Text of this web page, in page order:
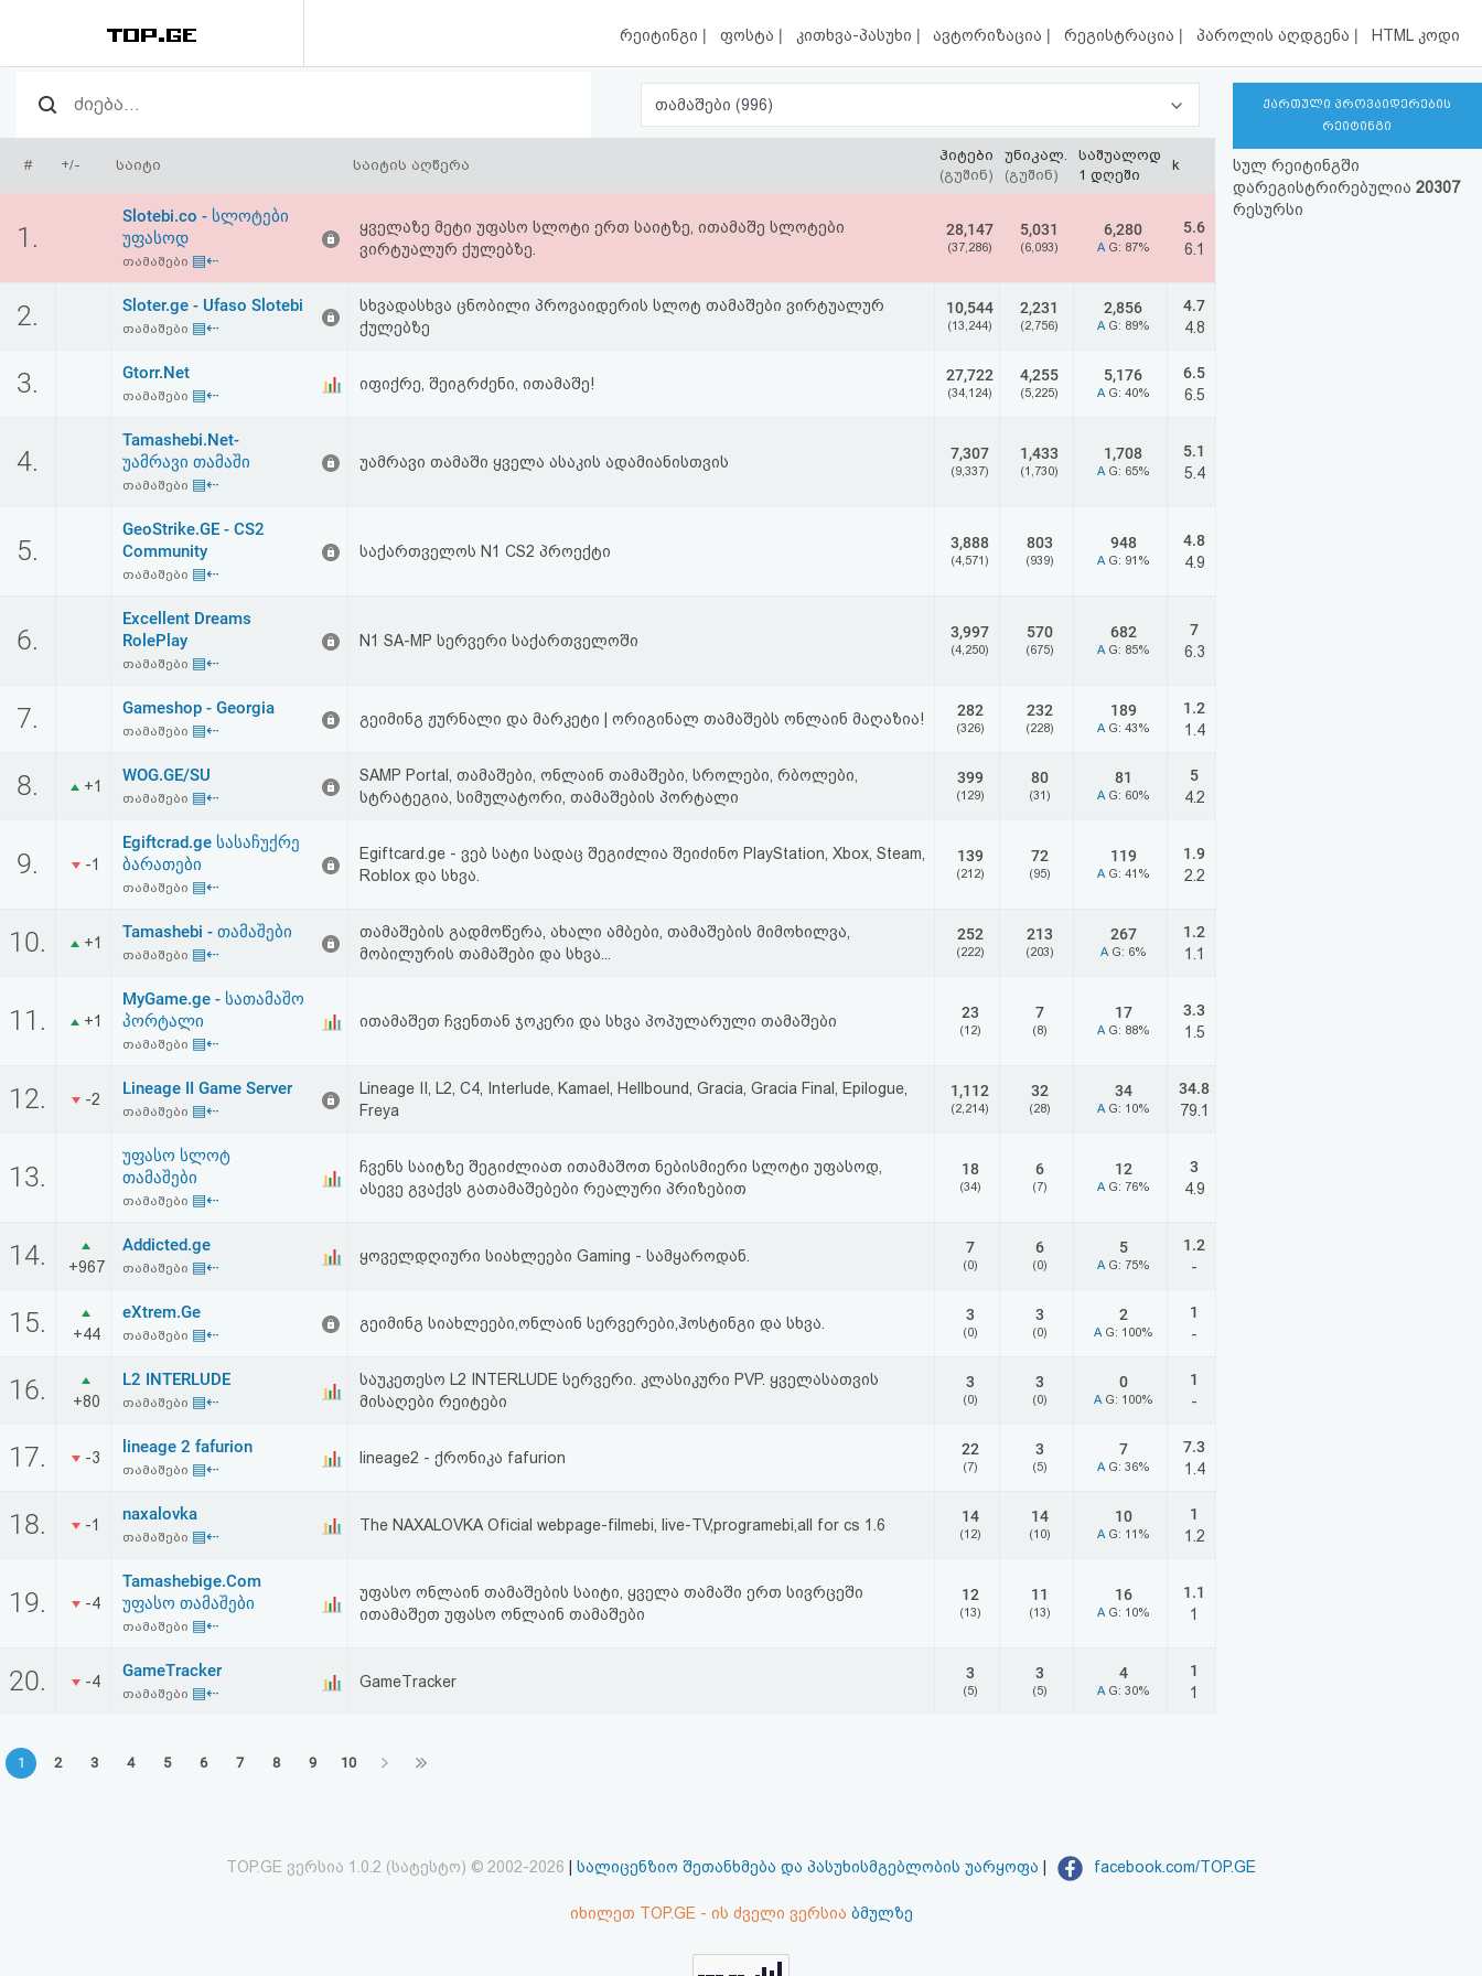
რეიტინგი | ფოსტა | კითხვა-პასუხი | ავტორიზაცია | რეგისტრაცია | პაროლის აღდგენა | HTML კოდი
რეიტინგი
(მთავარი)
კითხვა-
პაროლის
სალიცენზიო
შეთანხმება
პასუხისმგებლობის
თამაშები (996)
# +/- საიტი საიტის აღწერა
ჰიტები
(გუშინ)
უნიკალ.
(გუშინ)
საშუალოდ
1 დღეში
k
1.
Slotebi.co - სლოტები
უფასოდ
თამაშები ▤⇠
ყველაზე მეტი უფასო სლოტი ერთ საიტზე, ითამაშე სლოტები
ვირტუალურ ქულებზე.
28,147
(37,286)
5,031
(6,093)
6,280
A G: 87%
5.6
6.1
2. Sloter.ge - Ufaso Slotebi
თამაშები ▤⇠
სხვადასხვა ცნობილი პროვაიდერის სლოტ თამაშები ვირტუალურ
ქულებზე
10,544
(13,244)
2,231
(2,756)
2,856
A G: 89%
4.7
4.8
3. Gtorr.Net
თამაშები ▤⇠
იფიქრე, შეიგრძენი, ითამაშე! 27,722
(34,124)
4,255
(5,225)
5,176
A G: 40%
6.5
6.5
4.
Tamashebi.Net-
უამრავი თამაში
თამაშები ▤⇠
უამრავი თამაში ყველა ასაკის ადამიანისთვის 7,307
(9,337)
1,433
(1,730)
1,708
A G: 65%
5.1
5.4
5.
GeoStrike.GE - CS2
Community
თამაშები ▤⇠
საქართველოს N1 CS2 პროექტი 3,888
(4,571)
803
(939)
948
A G: 91%
4.8
4.9
6.
Excellent Dreams
RolePlay
თამაშები ▤⇠
N1 SA-MP სერვერი საქართველოში 3,997
(4,250)
570
(675)
682
A G: 85%
7
6.3
7. Gameshop - Georgia
თამაშები ▤⇠
გეიმინგ ჟურნალი და მარკეტი | ორიგინალ თამაშებს ონლაინ მაღაზია! 282
(326)
232
(228)
189
A G: 43%
1.2
1.4
8. +1
WOG.GE/SU
თამაშები ▤⇠
SAMP Portal, თამაშები, ონლაინ თამაშები, სროლები, რბოლები,
სტრატეგია, სიმულატორი, თამაშების პორტალი
399
(129)
80
(31)
81
A G: 60%
5
4.2
9. -1
Egiftcrad.ge სასაჩუქრე
ბარათები
თამაშები ▤⇠
Egiftcard.ge - ვებ სატი სადაც შეგიძლია შეიძინო PlayStation, Xbox, Steam,
Roblox და სხვა.
139
(212)
72
(95)
119
A G: 41%
1.9
2.2
10. +1
Tamashebi - თამაშები
თამაშები ▤⇠
თამაშების გადმოწერა, ახალი ამბები, თამაშების მიმოხილვა,
მობილურის თამაშები და სხვა...
252
(222)
213
(203)
267
A G: 6%
1.2
1.1
11. +1
MyGame.ge - სათამაშო
პორტალი
თამაშები ▤⇠
ითამაშეთ ჩვენთან ჯოკერი და სხვა პოპულარული თამაშები 23
(12)
7
(8)
17
A G: 88%
3.3
1.5
12. -2
Lineage II Game Server
თამაშები ▤⇠
Lineage II, L2, C4, Interlude, Kamael, Hellbound, Gracia, Gracia Final, Epilogue,
Freya
1,112
(2,214)
32
(28)
34
A G: 10%
34.8
79.1
13.
უფასო სლოტ
თამაშები
თამაშები ▤⇠
ჩვენს საიტზე შეგიძლიათ ითამაშოთ ნებისმიერი სლოტი უფასოდ,
ასევე გვაქვს გათამაშებები რეალური პრიზებით
18
(34)
6
(7)
12
A G: 76%
3
4.9
14. +967
Addicted.ge
თამაშები ▤⇠
ყოველდღიური სიახლეები Gaming - სამყაროდან. 7
(0)
6
(0)
5
A G: 75%
1.2
-
15. +44
eXtrem.Ge
თამაშები ▤⇠
გეიმინგ სიახლეები,ონლაინ სერვერები,ჰოსტინგი და სხვა. 3
(0)
3
(0)
2
A G: 100%
1
-
16. +80
L2 INTERLUDE
თამაშები ▤⇠
საუკეთესო L2 INTERLUDE სერვერი. კლასიკური PVP. ყველასათვის
მისაღები რეიტები
3
(0)
3
(0)
0
A G: 100%
1
-
17. -3
lineage 2 fafurion
თამაშები ▤⇠
lineage2 - ქრონიკა fafurion 22
(7)
3
(5)
7
A G: 36%
7.3
1.4
18. -1
naxalovka
თამაშები ▤⇠
The NAXALOVKA Oficial webpage-filmebi, live-TV,programebi,all for cs 1.6 14
(12)
14
(10)
10
A G: 11%
1
1.2
19. -4
Tamashebige.Com
უფასო თამაშები
თამაშები ▤⇠
უფასო ონლაინ თამაშების საიტი, ყველა თამაში ერთ სივრცეში
ითამაშეთ უფასო ონლაინ თამაშები
12
(13)
11
(13)
16
A G: 10%
1.1
1
20. -4
GameTracker
თამაშები ▤⇠
GameTracker 3
(5)
3
(5)
4
A G: 30%
1
1
1 2 3 4 5 6 7 8 9 10
ქართული პროვაიდერების
რეიტინგი
სულ რეიტინგში
დარეგისტრირებულია 20307
რესურსი
TOP.GE ვერსია 1.0.2 (სატესტო) © 2002-2026 სალიცენზიო შეთანხმება და პასუხისმგებლობის უარყოფა facebook.com/TOP.GE
იხილეთ TOP.GE - ის ძველი ვერსია ბმულზე